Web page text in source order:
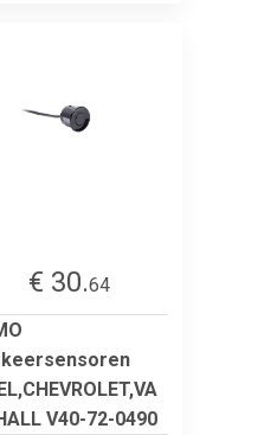
€ 30.64
V40-72-0490